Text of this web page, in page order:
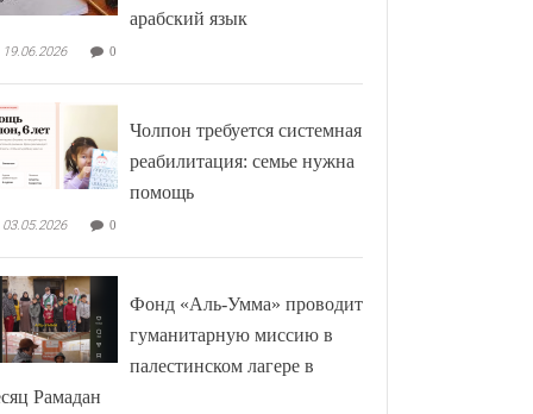
арабский язык
19.06.2026 0
Чолпон требуется системная
реабилитация: семье нужна
помощь
03.05.2026 0
Фонд «Аль-Умма» проводит
гуманитарную миссию в
палестинском лагере в
Рамадан